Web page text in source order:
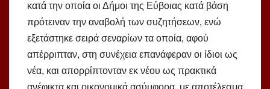
κατά την οποία οι Δήμοι της Εύβοιας κατά βάση
πρότειναν την αναβολή των συζητήσεων, ενώ
εξετάστηκε σειρά σεναρίων τα οποία, αφού
απέρριπταν, στη συνέχεια επανάφεραν οι ίδιοι ως
νέα, και απορρίπτονταν εκ νέου ως πρακτικά